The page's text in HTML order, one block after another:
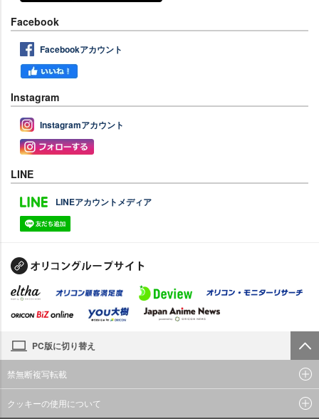
Facebook
Facebookアカウント
Instagram
Instagramアカウント
LINE
LINEアカウントメディア
PC版に切り替え
禁無断複写転載
クッキーの使用について